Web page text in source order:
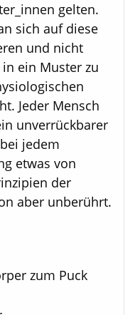
gelten.
sich auf diese
und nicht
ein Muster zu
Jeder Mensch
unverrückbarer
jedem
etwas von
der
aber unberührt.
zum Puck